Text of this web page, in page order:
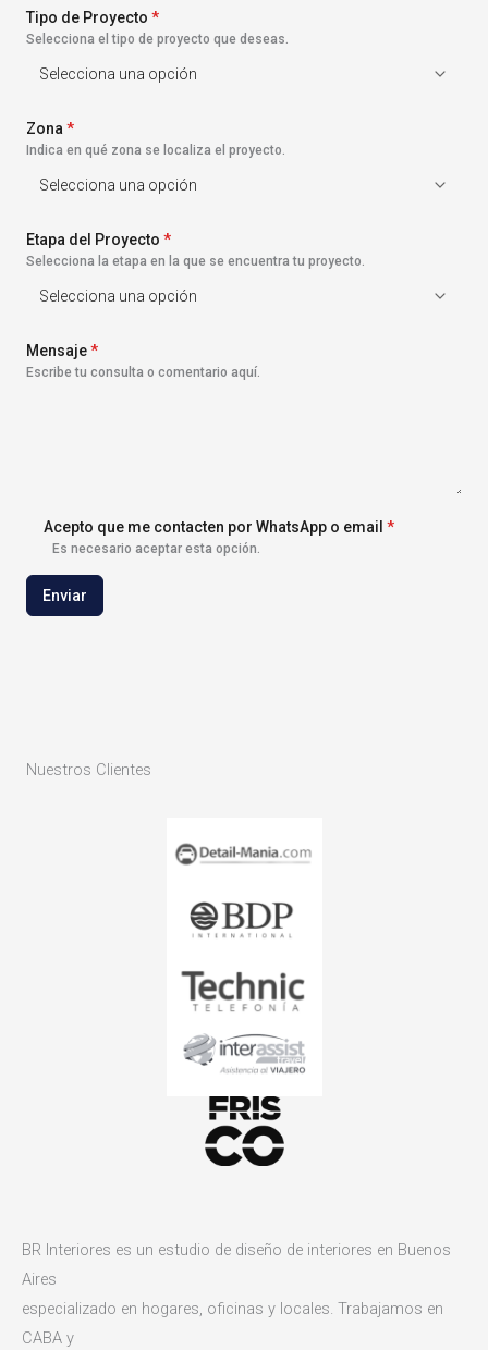
n
i
o
1
Tipo de Proyecto *
Selecciona el tipo de proyecto que deseas.
Zona *
Indica en qué zona se localiza el proyecto.
Etapa del Proyecto *
Selecciona la etapa en la que se encuentra tu proyecto.
Mensaje*
Escribe tu consulta o comentario aquí.
Acepto que me contacten por WhatsApp o email *
Es necesario aceptar esta opción.
Enviar
Nuestros Clientes
BR Interiores es un estudio de diseño de interiores en Buenos
Aires
especializado en hogares, oficinas y locales. Trabajamos en
CABA y